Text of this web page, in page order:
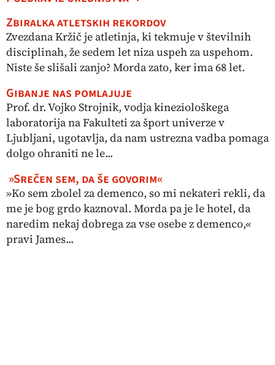
Zbiralka atletskih rekordov
Zvezdana Kržič je atletinja, ki tekmuje v številnih
disciplinah, že sedem let niza uspeh za uspehom.
Niste še slišali zanjo? Morda zato, ker ima 68 let.
Gibanje nas pomlajuje
Prof. dr. Vojko Strojnik, vodja kineziološkega
laboratorija na Fakulteti za šport univerze v
Ljubljani, ugotavlja, da nam ustrezna vadba pomaga
dolgo ohraniti ne le...
»Srečen sem, da še govorim«
»Ko sem zbolel za demenco, so mi nekateri rekli, da
me je bog grdo kaznoval. Morda pa je le hotel, da
naredim nekaj dobrega za vse osebe z demenco,«
pravi James...